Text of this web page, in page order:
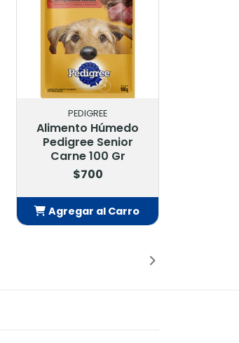
PEDIGREE
Alimento Húmedo
Pedigree Senior
Carne 100 Gr
$700
Agregar al Carro